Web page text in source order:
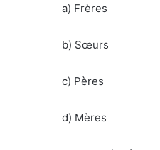
a) Frères
b) Sœurs
c) Pères
d) Mères